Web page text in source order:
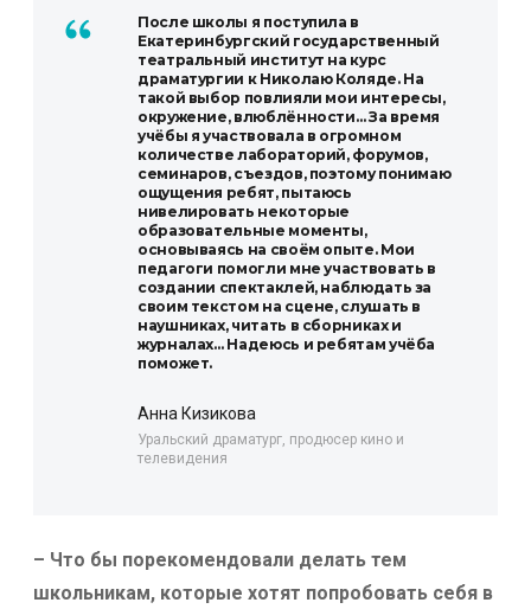
После школы я поступила в
Екатеринбургский государственный
театральный институт на курс
драматургии к Николаю Коляде. На
такой выбор повлияли мои интересы,
окружение, влюблённости… За время
учёбы я участвовала в огромном
количестве лабораторий, форумов,
семинаров, съездов, поэтому понимаю
ощущения ребят, пытаюсь
нивелировать некоторые
образовательные моменты,
основываясь на своём опыте. Мои
педагоги помогли мне участвовать в
создании спектаклей, наблюдать за
своим текстом на сцене, слушать в
наушниках, читать в сборниках и
журналах… Надеюсь и ребятам учёба
поможет.
Анна Кизикова
Уральский драматург, продюсер кино и
телевидения
– Что бы порекомендовали делать тем
школьникам, которые хотят попробовать себя в